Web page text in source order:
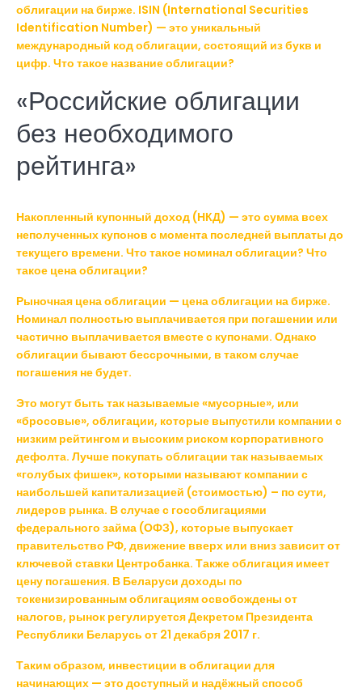
облигации на бирже. ISIN (International Securities
Identification Number) — это уникальный
международный код облигации, состоящий из букв и
цифр. Что такое название облигации?
«Российские облигации
без необходимого
рейтинга»
Накопленный купонный доход (НКД) — это сумма всех
неполученных купонов с момента последней выплаты до
текущего времени. Что такое номинал облигации? Что
такое цена облигации?
Рыночная цена облигации — цена облигации на бирже.
Номинал полностью выплачивается при погашении или
частично выплачивается вместе с купонами. Однако
облигации бывают бессрочными, в таком случае
погашения не будет.
Это могут быть так называемые «мусорные», или
«бросовые», облигации, которые выпустили компании с
низким рейтингом и высоким риском корпоративного
дефолта. Лучше покупать облигации так называемых
«голубых фишек», которыми называют компании с
наибольшей капитализацией (стоимостью) – по сути,
лидеров рынка. В случае с гособлигациями
федерального займа (ОФЗ), которые выпускает
правительство РФ, движение вверх или вниз зависит от
ключевой ставки Центробанка. Также облигация имеет
цену погашения. В Беларуси доходы по
токенизированным облигациям освобождены от
налогов, рынок регулируется Декретом Президента
Республики Беларусь от 21 декабря 2017 г.
Таким образом, инвестиции в облигации для
начинающих — это доступный и надёжный способ